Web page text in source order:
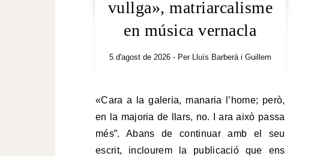
vullga», matriarcalisme
en música vernacla
5 d'agost de 2026 - Per Lluís Barberà i Guillem
«Cara a la galeria, manaria l’home; però,
en la majoria de llars, no. I ara això passa
més”. Abans de continuar amb el seu
escrit, inclourem la publicació que ens